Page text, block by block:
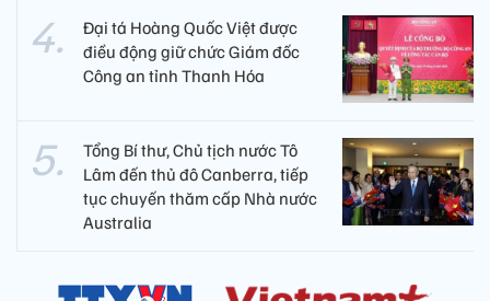
Đại tá Hoàng Quốc Việt được
điều động giữ chức Giám đốc
Công an tỉnh Thanh Hóa
Tổng Bí thư, Chủ tịch nước Tô
Lâm đến thủ đô Canberra, tiếp
tục chuyến thăm cấp Nhà nước
Australia